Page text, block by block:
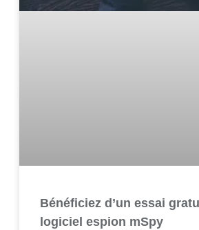
Bénéficiez d’un essai
logiciel espion mSpy